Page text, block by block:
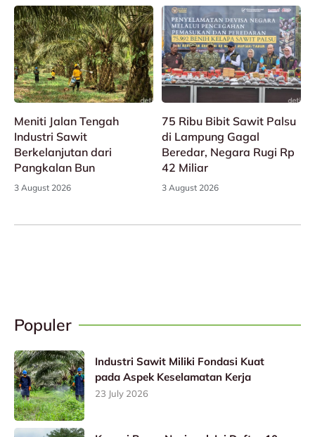
Meniti Jalan Tengah
Industri Sawit
Berkelanjutan dari
Pangkalan Bun
3 August 2026
75 Ribu Bibit Sawit Palsu
di Lampung Gagal
Beredar, Negara Rugi Rp
42 Miliar
3 August 2026
Populer
Industri Sawit Miliki Fondasi Kuat
pada Aspek Keselamatan Kerja
23 July 2026